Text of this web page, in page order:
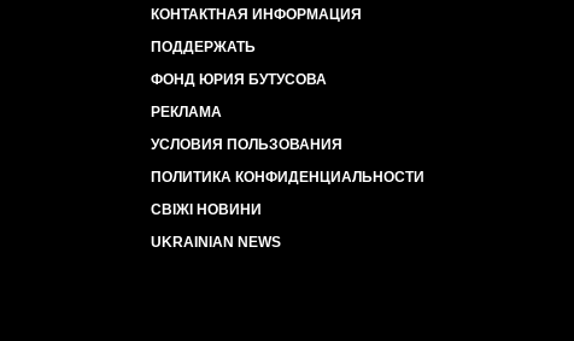
КОНТАКТНАЯ ИНФОРМАЦИЯ
ПОДДЕРЖАТЬ
ФОНД ЮРИЯ БУТУСОВА
РЕКЛАМА
УСЛОВИЯ ПОЛЬЗОВАНИЯ
ПОЛИТИКА КОНФИДЕНЦИАЛЬНОСТИ
СВІЖІ НОВИНИ
UKRAINIAN NEWS